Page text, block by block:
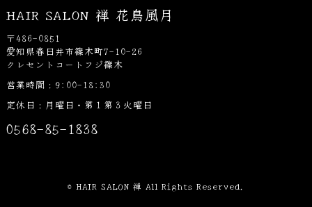
HAIR SALON 禅 花鳥風月
〒486-0851
愛知県春日井市篠木町7-10-26
クレセントコートフジ篠木
営業時間：9:00-18:30
定休日：月曜日・第１第３火曜日
0568-85-1838
© HAIR SALON 禅 All Rights Reserved.